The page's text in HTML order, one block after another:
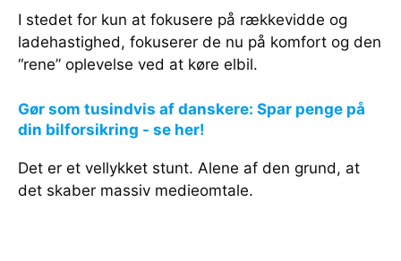
I stedet for kun at fokusere på rækkevidde og
ladehastighed, fokuserer de nu på komfort og den
“rene” oplevelse ved at køre elbil.
Gør som tusindvis af danskere: Spar penge på
din bilforsikring - se her!
Det er et vellykket stunt. Alene af den grund, at
det skaber massiv medieomtale.